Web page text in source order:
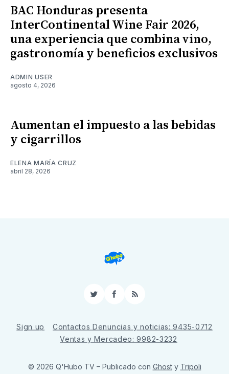
BAC Honduras presenta
InterContinental Wine Fair 2026,
una experiencia que combina vino,
gastronomía y beneficios exclusivos
ADMIN USER
agosto 4, 2026
Aumentan el impuesto a las bebidas
y cigarrillos
ELENA MARÍA CRUZ
abril 28, 2026
TwitterFacebook
RSS
Sign up
Contactos Denuncias y noticias: 9435-0712
Ventas y Mercadeo: 9982-3232
© 2026 Q'Hubo TV – Publicado con Ghosty Tripoli